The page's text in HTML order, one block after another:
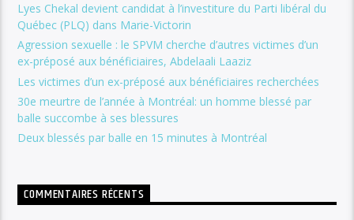
Lyes Chekal devient candidat à l’investiture du Parti libéral du
Québec (PLQ) dans Marie-Victorin
Agression sexuelle : le SPVM cherche d’autres victimes d’un
ex-préposé aux bénéficiaires, Abdelaali Laaziz
Les victimes d’un ex-préposé aux bénéficiaires recherchées
30e meurtre de l’année à Montréal: un homme blessé par
balle succombe à ses blessures
Deux blessés par balle en 15 minutes à Montréal
COMMENTAIRES RÉCENTS